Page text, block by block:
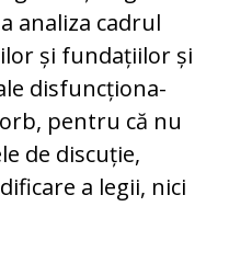
analiza cadrul
și funda­ții­lor și
disfunc­țio­na­
pentru că nu
de discuție,
a legii, nici